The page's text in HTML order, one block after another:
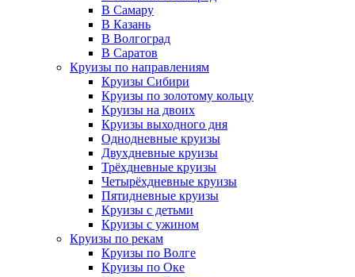
В Самару
В Казань
В Волгоград
В Саратов
Круизы по направлениям
Круизы Сибири
Круизы по золотому кольцу
Круизы на двоих
Круизы выходного дня
Однодневные круизы
Двухдневные круизы
Трёхдневные круизы
Четырёхдневные круизы
Пятидневные круизы
Круизы с детьми
Круизы с ужином
Круизы по рекам
Круизы по Волге
Круизы по Оке